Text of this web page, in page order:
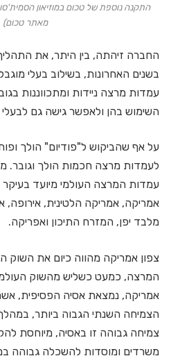
התקנה נוספת של טכום במוזיאון
מאתר טכום)
החברה זיהתה, בין היתר, את
בשנים האחרונות, בשילוב בעלי
עמדות מרצה ניידות ומתכווננות
השימוש בהן ולאפשר גישה גם לבעלי
על אף שהביקוש ל"פודיום" הולך
לעמדות מרצה חכמות הולך וגובר.
עמדות המרצה העולמי מיועד בעיקר
אמריקה, אמריקה הלטינית, אירופה,
מלבד יפן, המזרח התיכון ואפריקה.
צפון אמריקה מהווה כיום את השוק
המרצה, כמעט כשליש מהשוק
אמריקה, נמצאת אסיה הפסיפית,
הצמיחה השנתי הגבוה ביותר,
צמיחה גבוהה זו באסיה, מיוחסת
משרדים ומוסדות להשכלה גבוהה